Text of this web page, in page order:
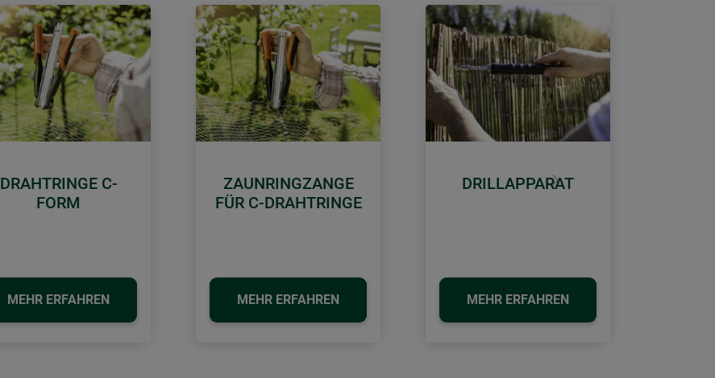
DRAHTRINGE C-
FORM
MEHR ERFAHREN
ZAUNRINGZANGE
FÜR C-DRAHTRINGE
MEHR ERFAHREN
DRILLAPPARAT
MEHR ERFAHREN
Weiter